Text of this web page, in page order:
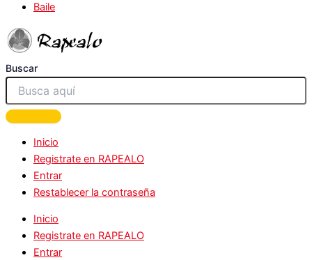
Baile
Buscar
Inicio
Registrate en RAPEALO
Entrar
Restablecer la contraseña
Inicio
Registrate en RAPEALO
Entrar